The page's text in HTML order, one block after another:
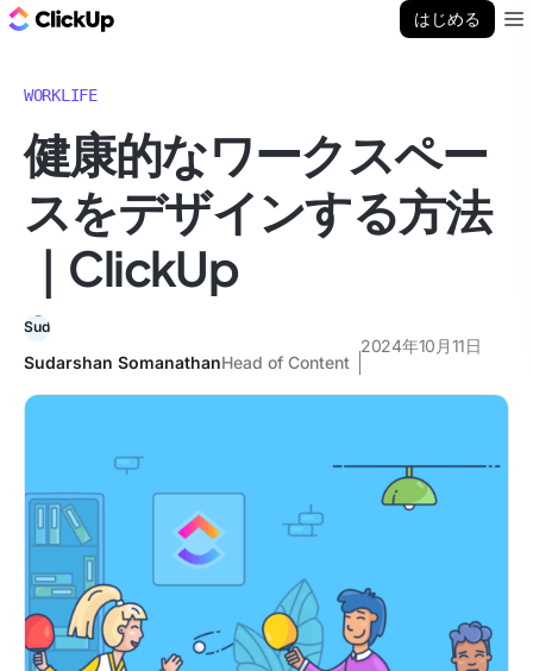
はじめる
WORKLIFE
健康的なワークスペー
スをデザインする方法
｜ClickUp
Sudarshan SomanathanHead of Content
2024年10月11日